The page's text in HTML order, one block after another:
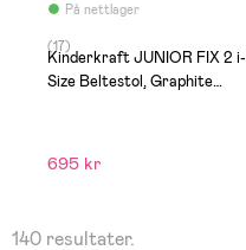
På nettlager
(17)
Kinderkraft JUNIOR FIX 2 i-
Size Beltestol, Graphite
695 kr
140 resultater.